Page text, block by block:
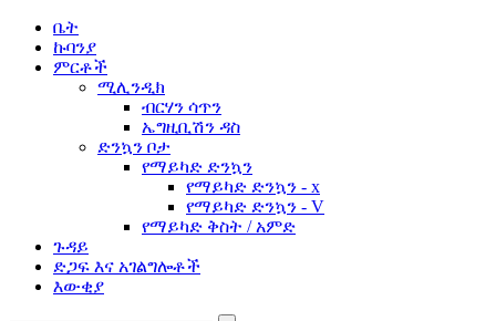
ቤት
ኩባንያ
ምርቶች
ሚሊንዲክ
ብርሃን ሳጥን
ኤግዚቢሽን ዳስ
ድንኳን ቦታ
የማይካድ ድንኳን
የማይካድ ድንኳን - x
የማይካድ ድንኳን - V
የማይካድ ቅስት / አምድ
ጉዳይ
ድጋፍ እና አገልግሎቶች
እውቂያ